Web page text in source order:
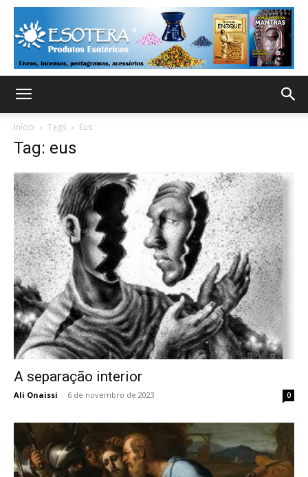
Início Tags Eus
Tag: eus
A separação interior
Ali Onaissi - 6 de novembro de 2023 0